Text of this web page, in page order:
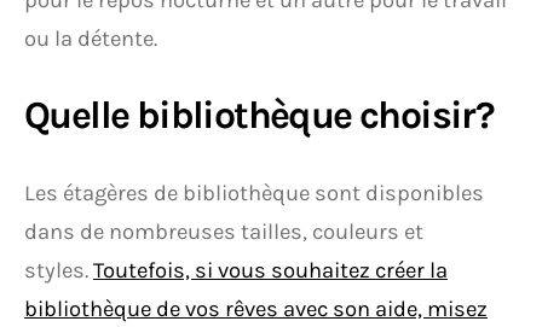
ou la détente.
Quelle bibliothèque choisir?
Les étagères de bibliothèque sont disponibles
dans de nombreuses tailles, couleurs et
styles.Toutefois, si vous souhaitez créer la
bibliothèque de vos rêves avec son aide, misez